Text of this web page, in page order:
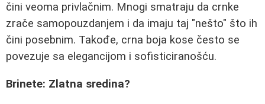
čini veoma privlačnim. Mnogi smatraju da crnke
zrače samopouzdanjem i da imaju taj "nešto" što ih
čini posebnim. Takođe, crna boja kose često se
povezuje sa elegancijom i sofisticiranošću.
Brinete: Zlatna sredina?